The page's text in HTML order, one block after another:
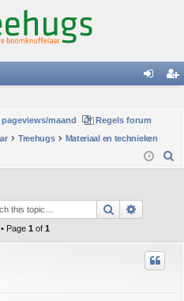
in
maand
Regels forum
Treehugs
Materiaal en technieken
h
Search
Page 1 of 1